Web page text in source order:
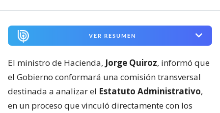
VER RESUMEN
El ministro de Hacienda, Jorge Quiroz, informó que
el Gobierno conformará una comisión transversal
destinada a analizar el Estatuto Administrativo,
en un proceso que vinculó directamente con los